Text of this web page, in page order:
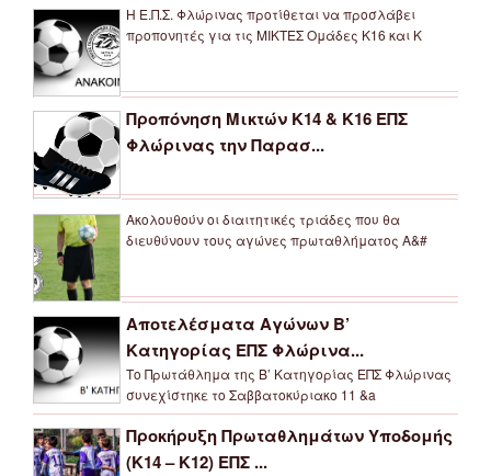
Η Ε.Π.Σ. Φλώρινας προτίθεται να προσλάβει
προπονητές για τις ΜΙΚΤΕΣ Ομάδες Κ16 και Κ
Προπόνηση Μικτών Κ14 & Κ16 ΕΠΣ
Φλώρινας την Παρασ...
Ακολουθούν οι διαιτητικές τριάδες που θα
διευθύνουν τους αγώνες πρωταθλήματος Α&#
Αποτελέσματα Αγώνων Β’
Κατηγορίας ΕΠΣ Φλώρινα...
Το Πρωτάθλημα της Β’ Κατηγορίας ΕΠΣ Φλώρινας
συνεχίστηκε το Σαββατοκύριακο 11 &a
Προκήρυξη Πρωταθλημάτων Υποδομής
(Κ14 – Κ12) ΕΠΣ ...